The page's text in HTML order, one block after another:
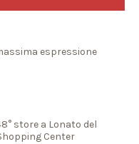
espressione
store a Lonato del
Center